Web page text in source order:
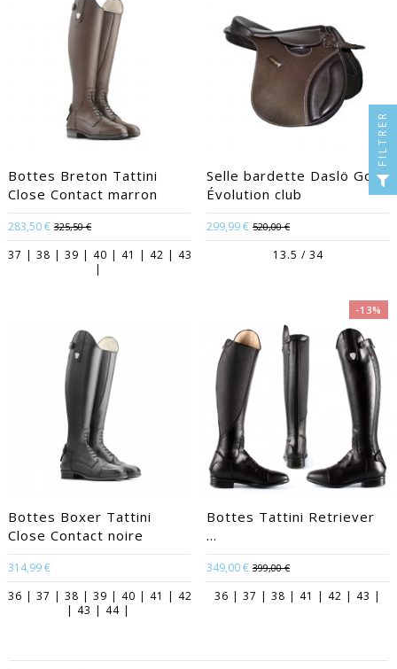
Bottes Breton Tattini
Close Contact marron
283,50 € 325,50 €
37 | 38 | 39 | 40 | 41 | 42 | 43
|
Selle bardette Daslö Gold
Évolution club
299,99 € 520,00 €
13.5 / 34
Bottes Boxer Tattini
Close Contact noire
314,99 €
36 | 37 | 38 | 39 | 40 | 41 | 42
| 43 | 44 |
-13%
Bottes Tattini Retriever
...
349,00 € 399,00 €
36 | 37 | 38 | 41 | 42 | 43 |
FILTRER